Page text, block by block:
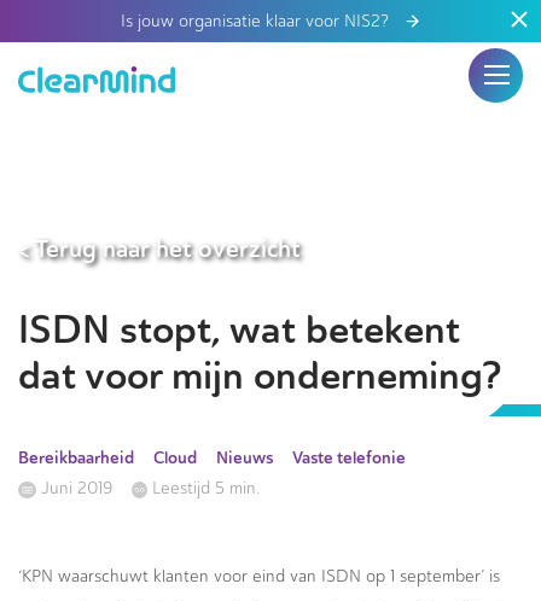
Is jouw organisatie klaar voor NIS2?
< Terug naar het overzicht
ISDN stopt, wat betekent
dat voor mijn onderneming?
Bereikbaarheid Cloud Nieuws Vaste telefonie
Juni 2019 Leestijd 5 min.
‘KPN waarschuwt klanten voor eind van ISDN op 1 september’ is